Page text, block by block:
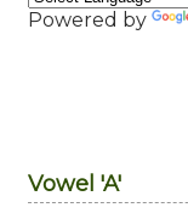
Powered by
Vowel 'A'